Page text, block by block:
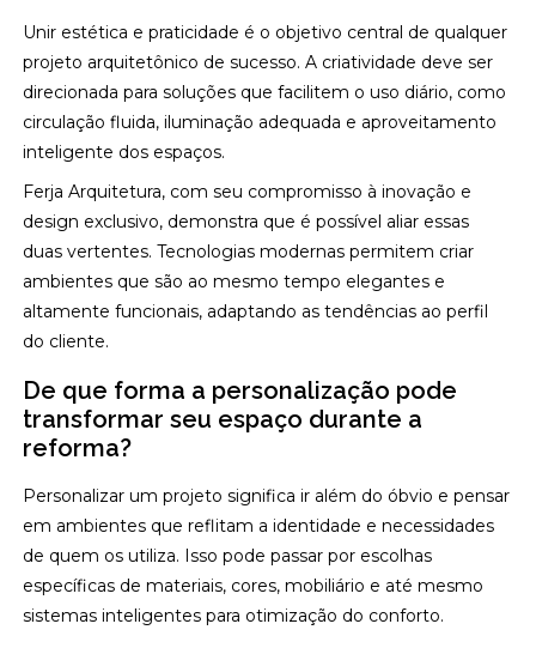
Unir estética e praticidade é o objetivo central de qualquer
projeto arquitetônico de sucesso. A criatividade deve ser
direcionada para soluções que facilitem o uso diário, como
circulação fluida, iluminação adequada e aproveitamento
inteligente dos espaços.
Ferja Arquitetura, com seu compromisso à inovação e
design exclusivo, demonstra que é possível aliar essas
duas vertentes. Tecnologias modernas permitem criar
ambientes que são ao mesmo tempo elegantes e
altamente funcionais, adaptando as tendências ao perfil
do cliente.
De que forma a personalização pode
transformar seu espaço durante a
reforma?
Personalizar um projeto significa ir além do óbvio e pensar
em ambientes que reflitam a identidade e necessidades
de quem os utiliza. Isso pode passar por escolhas
específicas de materiais, cores, mobiliário e até mesmo
sistemas inteligentes para otimização do conforto.